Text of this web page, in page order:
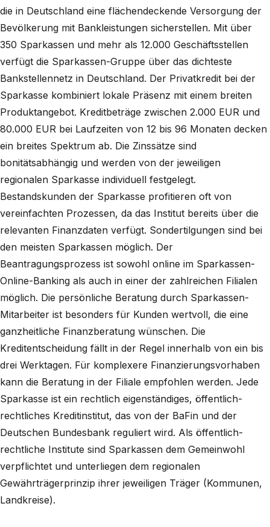
die in Deutschland eine flächendeckende Versorgung der
Bevölkerung mit Bankleistungen sicherstellen. Mit über
350 Sparkassen und mehr als 12.000 Geschäftsstellen
verfügt die Sparkassen-Gruppe über das dichteste
Bankstellennetz in Deutschland. Der Privatkredit bei der
Sparkasse kombiniert lokale Präsenz mit einem breiten
Produktangebot. Kreditbeträge zwischen 2.000 EUR und
80.000 EUR bei Laufzeiten von 12 bis 96 Monaten decken
ein breites Spektrum ab. Die Zinssätze sind
bonitätsabhängig und werden von der jeweiligen
regionalen Sparkasse individuell festgelegt.
Bestandskunden der Sparkasse profitieren oft von
vereinfachten Prozessen, da das Institut bereits über die
relevanten Finanzdaten verfügt. Sondertilgungen sind bei
den meisten Sparkassen möglich. Der
Beantragungsprozess ist sowohl online im Sparkassen-
Online-Banking als auch in einer der zahlreichen Filialen
möglich. Die persönliche Beratung durch Sparkassen-
Mitarbeiter ist besonders für Kunden wertvoll, die eine
ganzheitliche Finanzberatung wünschen. Die
Kreditentscheidung fällt in der Regel innerhalb von ein bis
drei Werktagen. Für komplexere Finanzierungsvorhaben
kann die Beratung in der Filiale empfohlen werden. Jede
Sparkasse ist ein rechtlich eigenständiges, öffentlich-
rechtliches Kreditinstitut, das von der BaFin und der
Deutschen Bundesbank reguliert wird. Als öffentlich-
rechtliche Institute sind Sparkassen dem Gemeinwohl
verpflichtet und unterliegen dem regionalen
Gewährträgerprinzip ihrer jeweiligen Träger (Kommunen,
Landkreise).